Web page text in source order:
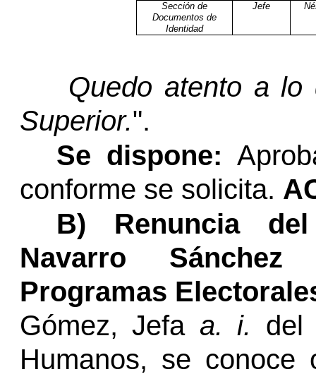
Sección de
Documentos de
Identidad
Jefe
Quedo atento a lo
Superior.".
Se dispone:
conforme se solicita.
B) Renuncia
Navarro
Programas
Gómez,Jefa a. i. del
Humanos, se